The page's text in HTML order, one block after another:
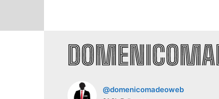
@domenicomadeoweb